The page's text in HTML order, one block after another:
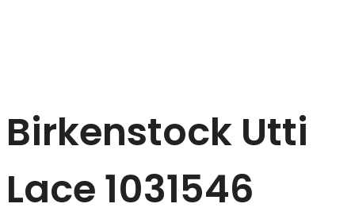
Birkenstock Utti
Lace 1031546